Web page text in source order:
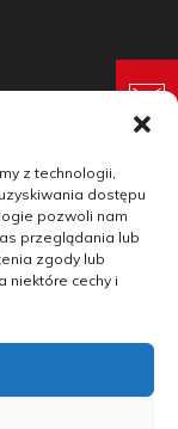
z technologii,
dostępu
pozwoli nam
przeglądania lub
zgody lub
niektóre cechy i